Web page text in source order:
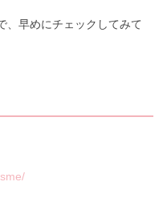
、早めにチェックしてみて